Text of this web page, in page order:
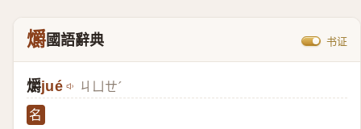
爝國語辭典 书证
爝jué ㄐㄩㄝˊ
名